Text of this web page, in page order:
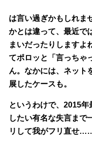
は言い過ぎかもしれま
かとは違って、最近で
まいだったりしますよ
てポロッと「言っちゃ
ん。なかには、ネット
展したケースも。
というわけで、2015
したい有名な失言まで
リして我がフリ直せ